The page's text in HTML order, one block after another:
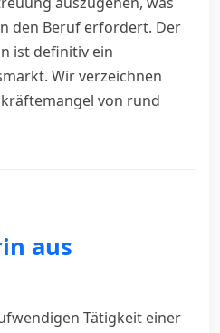
den Beruf erfordert. Der
ist definitiv ein
Wir verzeichnen
von rund
aus
Tätigkeit einer